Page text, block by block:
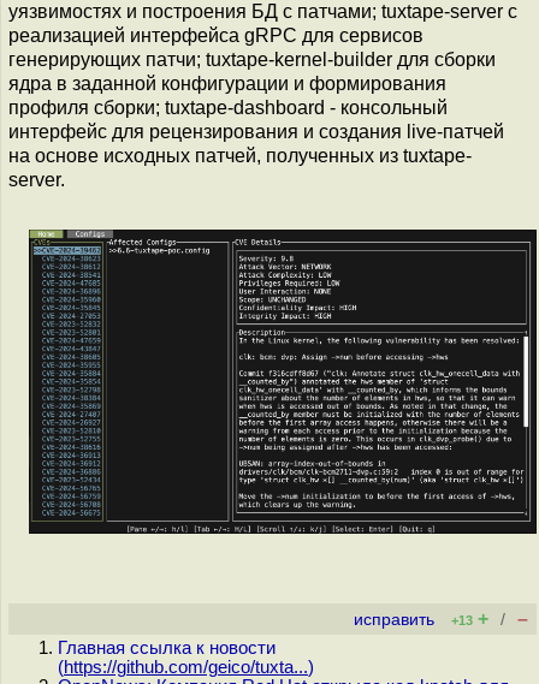
уязвимостях и построения БД с патчами; tuxtape-server c
реализацией интерфейса gRPC для сервисов
генерирующих патчи; tuxtape-kernel-builder для сборки
ядра в заданной конфигурации и формирования
профиля сборки; tuxtape-dashboard - консольный
интерфейс для рецензирования и создания live-патчей
на основе исходных патчей, полученных из tuxtape-
server.
исправить +13 + / –
Главная ссылка к новости
(https://github.com/geico/tuxta...)